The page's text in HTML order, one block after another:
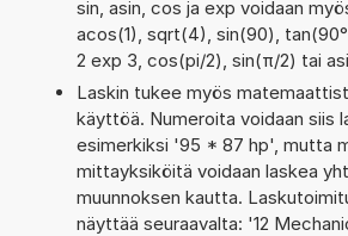
sin, asin, cos ja exp voidaan
acos(1), sqrt(4), sin(90),
2 exp 3, cos(pi/2), sin(π/2) tai
Laskin tukee myös
käyttöä. Numeroita voidaan siis
esimerkiksi '95 * 87 hp', mutta
mittayksiköitä voidaan laskea
muunnoksen kautta.
näyttää seuraavalta: '12